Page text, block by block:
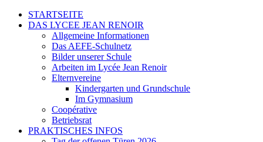
STARTSEITE
DAS LYCEE JEAN RENOIR
Allgemeine Informationen
Das AEFE-Schulnetz
Bilder unserer Schule
Arbeiten im Lycée Jean Renoir
Elternvereine
Kindergarten und Grundschule
Im Gymnasium
Coopérative
Betriebsrat
PRAKTISCHES INFOS